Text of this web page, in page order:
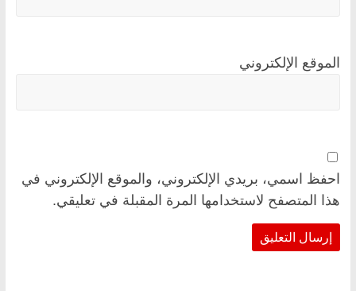
الموقع الإلكتروني
احفظ اسمي، بريدي الإلكتروني، والموقع الإلكتروني في
هذا المتصفح لاستخدامها المرة المقبلة في تعليقي.